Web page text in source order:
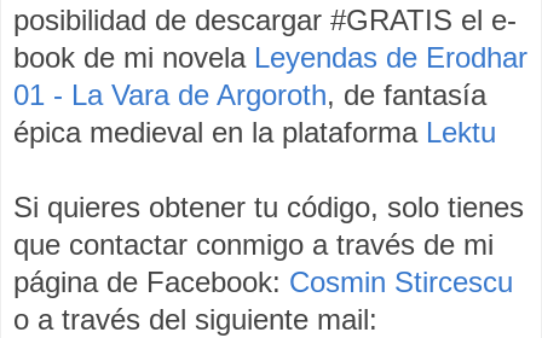
posibilidad de descargar #GRATIS el e-
book de mi novela Leyendas de Erodhar​
01 - La Vara de Argoroth, de fantasía
épica medieval en la plataforma Lektu
Si quieres obtener tu código, solo tienes
que contactar conmigo a través de mi
página de Facebook: Cosmin Stircescu
o a través del siguiente mail: